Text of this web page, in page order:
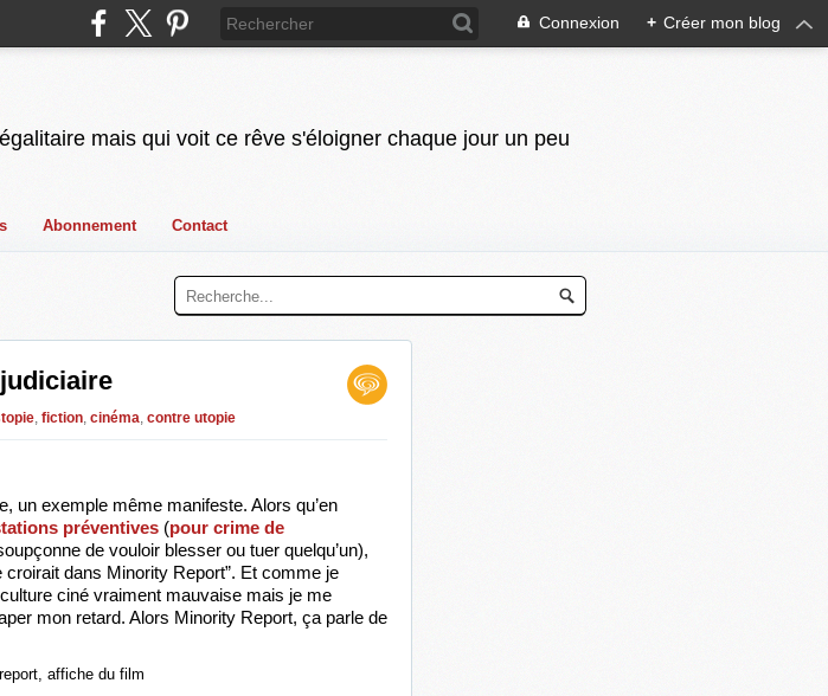
Connexion + Créer mon blog
mais qui voit ce rêve s'éloigner chaque jour un peu
Abonnement Contact
, fiction, cinéma, contre utopie
un exemple même manifeste. Alors qu’en
préventives (pour crime de
de vouloir blesser ou tuer quelqu’un),
dans Minority Report”. Et comme je
ciné vraiment mauvaise mais je me
mon retard. Alors Minority Report, ça parle de